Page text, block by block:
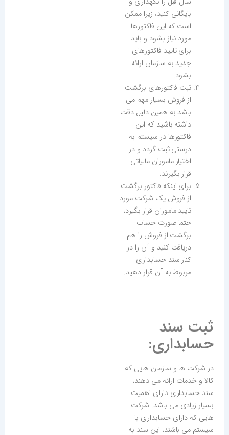
بایگانی کنید، زیرا ممکن
است که این فاکتورها
مورد نیاز بشود و باید
برای تایید فاکتورهای
جدید به سازمان ارائه
بشود.
ثبت فاکتورهای برگشت
از فروش بسیار مهم می
باشد به همین دلیل دقت
داشته باشید که این
فاکتورها در سیستم به
درستی ثبت گردد و در
اختیار ماموران مالیاتی
قرار بگیرند.
برای اینکه فاکتور برگشت
از فروش یک شرکت مورد
تایید ماموران قرار بگیرد،
حتما صورت حساب
برگشت از فروش را هم
دریافت کنید و آن را در
کنار سند حسابداری
مربوط به آن قرار دهید.
ثبت سند
حسابداری:
در شرکت ها و سازمان هایی که
کالا و خدمات ارائه می دهند،
سند حسابداری دارای اهمیت
بسیار زیادی می باشد. شرکت
هایی که دارای حسابداری با
سیستم می باشند، این سند به